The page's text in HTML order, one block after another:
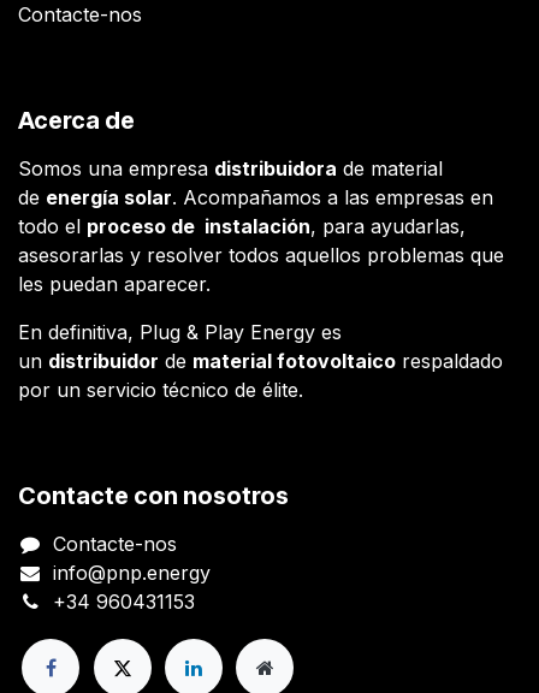
Contacte-nos
Acerca de
Somos una empresa distribuidora de material
de energía solar. Acompañamos a las empresas en
todo el proceso de instalación, para ayudarlas,
asesorarlas y resolver todos aquellos problemas que
les puedan aparecer.
En definitiva, Plug & Play Energy es
un distribuidor de material fotovoltaico respaldado
por un servicio técnico de élite.
Contacte con nosotros
Contacte-nos
info@pnp.energy
+34 960431153